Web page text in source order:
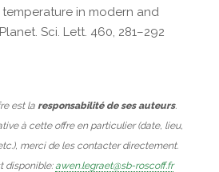
in modern and
Sci. Lett. 460, 281–292
est la responsabilité de ses auteurs.
à cette offre en particulier (date, lieu,
merci de les contacter directement.
disponible:awen.legraet@sb-roscoff.fr